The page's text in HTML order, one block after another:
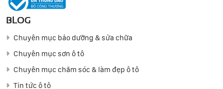
BLOG
Chuyên mục bảo dưỡng & sửa chữa
Chuyên mục sơn ô tô
Chuyên mục chăm sóc & làm đẹp ô tô
Tin tức ô tô